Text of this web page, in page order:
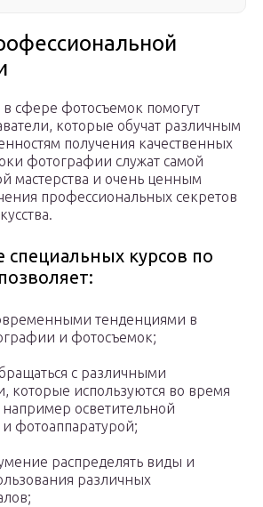
сфере фотосъемок помогут
которые обучат различным
получения качественных
фотографии служат самой
мастерства и очень ценным
профессиональных секретов
курсов по
тенденциями в
и фотосъемок;
с различными
которые используются во время
осветительной
фотоаппаратурой;
распределять виды и
различных